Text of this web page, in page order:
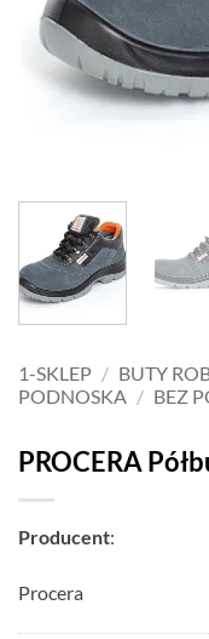
1-SKLEP / BUTY
PODNOSKA / BEZ
PROCERA
Producent:
Procera